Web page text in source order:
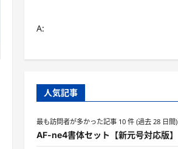
A:
人気記事
最も訪問者が多かった記事 10 件 (過去 28 日間)
AF-ne4書体セット【新元号対応版】